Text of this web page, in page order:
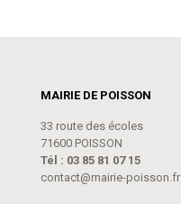
MAIRIE DE POISSON
33 route des écoles
71600 POISSON
Tél : 03 85 81 07 15
contact@mairie-poisson.fr